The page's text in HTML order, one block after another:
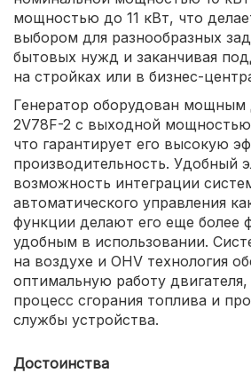
мощностью до 11 кВт, что
выбором для разнообразных
бытовых нужд и заканчивая
на стройках или в бизнес-
Генератор оборудован мощным
2V78F-2 с выходной мощностью
что гарантирует его высокую
производительность. Удобный
возможность интеграции
автоматического управления
функции делают его еще более
удобным в использовании.
на воздухе и OHV технология
оптимальную работу
процесс сгорания топлива и
службы устройства.
Достоинства